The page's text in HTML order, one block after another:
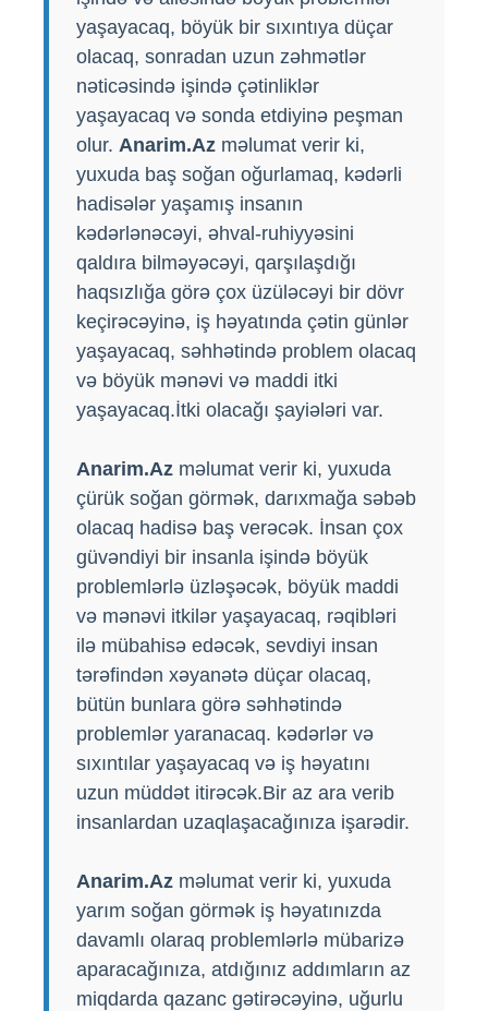
yaşayacaq, böyük bir sıxıntıya düçar
olacaq, sonradan uzun zəhmətlər
nəticəsində işində çətinliklər
yaşayacaq və sonda etdiyinə peşman
olur. Anarim.Az məlumat verir ki,
yuxuda baş soğan oğurlamaq, kədərli
hadisələr yaşamış insanın
kədərlənəcəyi, əhval-ruhiyyəsini
qaldıra bilməyəcəyi, qarşılaşdığı
haqsızlığa görə çox üzüləcəyi bir dövr
keçirəcəyinə, iş həyatında çətin günlər
yaşayacaq, səhhətində problem olacaq
və böyük mənəvi və maddi itki
yaşayacaq.İtki olacağı şayiələri var.
Anarim.Az məlumat verir ki, yuxuda
çürük soğan görmək, darıxmağa səbəb
olacaq hadisə baş verəcək. İnsan çox
güvəndiyi bir insanla işində böyük
problemlərlə üzləşəcək, böyük maddi
və mənəvi itkilər yaşayacaq, rəqibləri
ilə mübahisə edəcək, sevdiyi insan
tərəfindən xəyanətə düçar olacaq,
bütün bunlara görə səhhətində
problemlər yaranacaq. kədərlər və
sıxıntılar yaşayacaq və iş həyatını
uzun müddət itirəcək.Bir az ara verib
insanlardan uzaqlaşacağınıza işarədir.
Anarim.Az məlumat verir ki, yuxuda
yarım soğan görmək iş həyatınızda
davamlı olaraq problemlərlə mübarizə
aparacağınıza, atdığınız addımların az
miqdarda qazanc gətirəcəyinə, uğurlu